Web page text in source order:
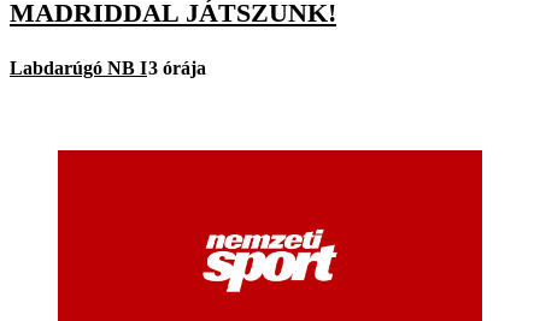
MADRIDDAL JÁTSZUNK!
Labdarúgó NB I3 órája